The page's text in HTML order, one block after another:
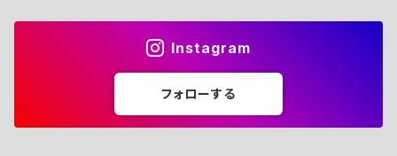
Instagram
フォローする